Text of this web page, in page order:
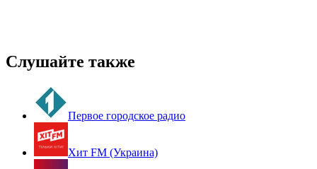
Слушайте также
Первое городское радио
Хит FM (Украина)